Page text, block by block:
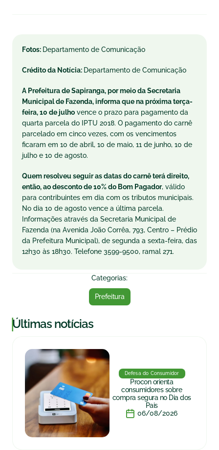
Fotos: Departamento de Comunicação
Crédito da Notícia: Departamento de Comunicação
A Prefeitura de Sapiranga, por meio da Secretaria
Municipal de Fazenda, informa que na próxima terça-
feira, 10 de julho vence o prazo para pagamento da
quarta parcela do IPTU 2018. O pagamento do carnê
parcelado em cinco vezes, com os vencimentos
ficaram em 10 de abril, 10 de maio, 11 de junho, 10 de
julho e 10 de agosto.
Quem resolveu seguir as datas do carnê terá direito,
então, ao desconto de 10% do Bom Pagador, válido
para contribuintes em dia com os tributos municipais.
No dia 10 de agosto vence a última parcela.
Informações através da Secretaria Municipal de
Fazenda (na Avenida João Corrêa, 793, Centro – Prédio
da Prefeitura Municipal), de segunda a sexta-feira, das
12h30 às 18h30. Telefone 3599-9500, ramal 271.
Categorias:
Prefeitura
|Últimas notícias
Defesa do Consumidor
Procon orienta
consumidores sobre
compra segura no Dia dos
Pais
06/08/2026